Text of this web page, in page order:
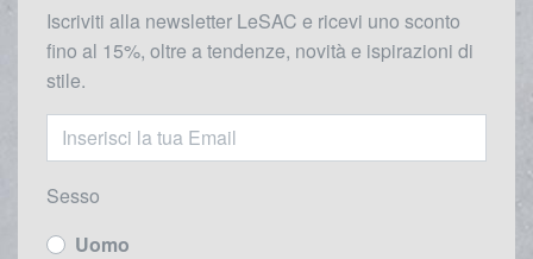
Iscriviti alla newsletter LeSAC e ricevi uno sconto
fino al 15%, oltre a tendenze, novità e ispirazioni di
stile.
Sesso
Uomo